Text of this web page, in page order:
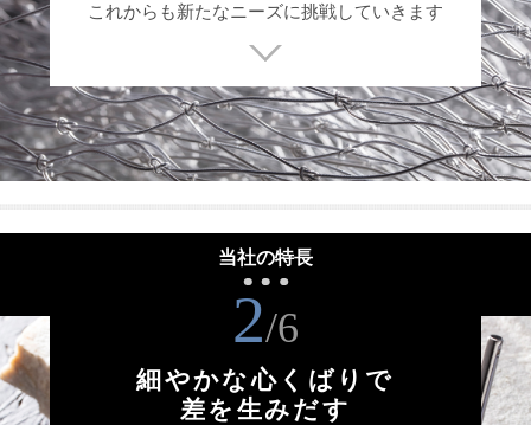
これからも新たなニーズに挑戦していきます
当社の特長
2/6
細やかな心くばりで
差を生みだす